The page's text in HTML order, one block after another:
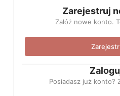
Zarejestruj
Załóż nowe konto.
Posiadasz już konto?